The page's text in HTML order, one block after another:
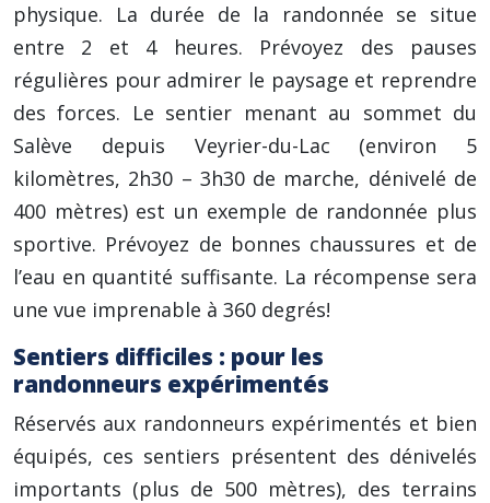
physique. La durée de la randonnée se situe
entre 2 et 4 heures. Prévoyez des pauses
régulières pour admirer le paysage et reprendre
des forces. Le sentier menant au sommet du
Salève depuis Veyrier-du-Lac (environ 5
kilomètres, 2h30 – 3h30 de marche, dénivelé de
400 mètres) est un exemple de randonnée plus
sportive. Prévoyez de bonnes chaussures et de
l’eau en quantité suffisante. La récompense sera
une vue imprenable à 360 degrés!
Sentiers difficiles : pour les
randonneurs expérimentés
Réservés aux randonneurs expérimentés et bien
équipés, ces sentiers présentent des dénivelés
importants (plus de 500 mètres), des terrains